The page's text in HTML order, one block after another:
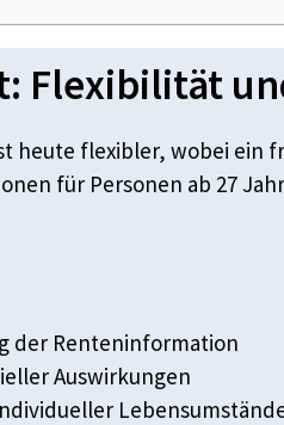
Flexibilität
heute flexibler, wobei ein
für Personen ab 27
der Renteninformation
Auswirkungen